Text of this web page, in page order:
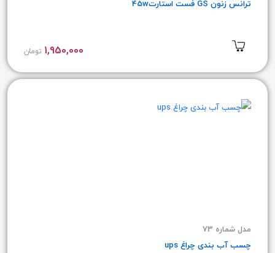
ترانس زنون GS فست استارت45w
1,950,000 تومان
مدل شماره 73
چسب آب بندی چراغ ups